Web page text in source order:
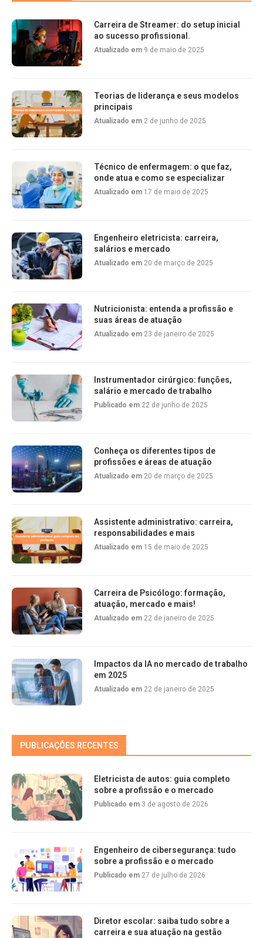
Carreira de Streamer: do setup inicial
ao sucesso profissional.
Atualizado em 9 de maio de 2025
Teorias de liderança e seus modelos
principais
Atualizado em 2 de junho de 2025
Técnico de enfermagem: o que faz,
onde atua e como se especializar
Atualizado em 17 de maio de 2025
Engenheiro eletricista: carreira,
salários e mercado
Atualizado em 20 de março de 2025
Nutricionista: entenda a profissão e
suas áreas de atuação
Atualizado em 23 de janeiro de 2025
Instrumentador cirúrgico: funções,
salário e mercado de trabalho
Publicado em 22 de junho de 2025
Conheça os diferentes tipos de
profissões e áreas de atuação
Atualizado em 20 de março de 2025
Assistente administrativo: carreira,
responsabilidades e mais
Atualizado em 15 de maio de 2025
Carreira de Psicólogo: formação,
atuação, mercado e mais!
Atualizado em 22 de janeiro de 2025
Impactos da IA no mercado de trabalho
em 2025
Atualizado em 22 de janeiro de 2025
PUBLICAÇÕES RECENTES
Eletricista de autos: guia completo
sobre a profissão e o mercado
Publicado em 3 de agosto de 2026
Engenheiro de cibersegurança: tudo
sobre a profissão e o mercado
Publicado em 27 de julho de 2026
Diretor escolar: saiba tudo sobre a
carreira e sua atuação na gestão